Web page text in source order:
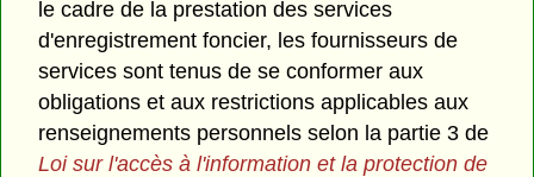
le cadre de la prestation des services
d'enregistrement foncier, les fournisseurs de
services sont tenus de se conformer aux
obligations et aux restrictions applicables aux
renseignements personnels selon la partie 3 de
Loi sur l'accès à l'information et la protection de